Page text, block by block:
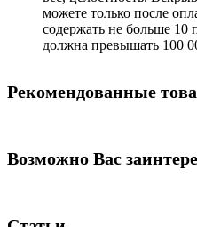
можете только после
содержать не больше 10
должна превышать 100
Рекомендованные
Возможно Вас